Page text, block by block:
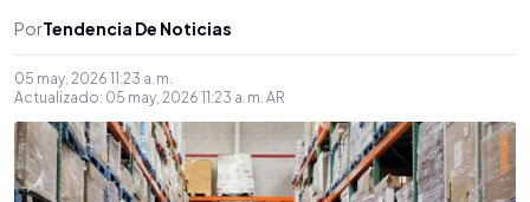
PorTendencia De Noticias
05 may, 2026 11:23 a. m.
Actualizado: 05 may, 2026 11:23 a. m. AR